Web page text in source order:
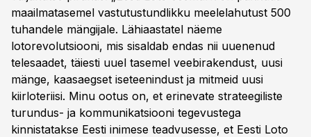
maailmatasemel vastutustundlikku meelelahutust 500
tuhandele mängijale. Lähiaastatel näeme
lotorevolutsiooni, mis sisaldab endas nii uuenenud
telesaadet, täiesti uuel tasemel veebirakendust, uusi
mänge, kaasaegset iseteenindust ja mitmeid uusi
kiirloteriisi. Minu ootus on, et erinevate strateegiliste
turundus- ja kommunikatsiooni tegevustega
kinnistatakse Eesti inimese teadvusesse, et Eesti Loto